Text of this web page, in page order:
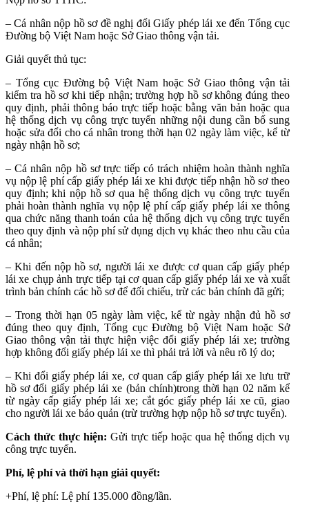
– Cá nhân nộp hồ sơ đề nghị đổi Giấy phép lái xe đến Tổng cục
Đường bộ Việt Nam hoặc Sở Giao thông vận tải.
Giải quyết thủ tục:
– Tổng cục Đường bộ Việt Nam hoặc Sở Giao thông vận tải
kiểm tra hồ sơ khi tiếp nhận; trường hợp hồ sơ không đúng theo
quy định, phải thông báo trực tiếp hoặc bằng văn bản hoặc qua
hệ thống dịch vụ công trực tuyến những nội dung cần bổ sung
hoặc sửa đổi cho cá nhân trong thời hạn 02 ngày làm việc, kể từ
ngày nhận hồ sơ;
– Cá nhân nộp hồ sơ trực tiếp có trách nhiệm hoàn thành nghĩa
vụ nộp lệ phí cấp giấy phép lái xe khi được tiếp nhận hồ sơ theo
quy định; khi nộp hồ sơ qua hệ thống dịch vụ công trực tuyến
phải hoàn thành nghĩa vụ nộp lệ phí cấp giấy phép lái xe thông
qua chức năng thanh toán của hệ thống dịch vụ công trực tuyến
theo quy định và nộp phí sử dụng dịch vụ khác theo nhu cầu của
cá nhân;
– Khi đến nộp hồ sơ, người lái xe được cơ quan cấp giấy phép
lái xe chụp ảnh trực tiếp tại cơ quan cấp giấy phép lái xe và xuất
trình bản chính các hồ sơ để đối chiếu, trừ các bản chính đã gửi;
– Trong thời hạn 05 ngày làm việc, kể từ ngày nhận đủ hồ sơ
đúng theo quy định, Tổng cục Đường bộ Việt Nam hoặc Sở
Giao thông vận tải thực hiện việc đổi giấy phép lái xe; trường
hợp không đổi giấy phép lái xe thì phải trả lời và nêu rõ lý do;
– Khi đổi giấy phép lái xe, cơ quan cấp giấy phép lái xe lưu trữ
hồ sơ đổi giấy phép lái xe (bản chính)trong thời hạn 02 năm kể
từ ngày cấp giấy phép lái xe; cắt góc giấy phép lái xe cũ, giao
cho người lái xe bảo quản (trừ trường hợp nộp hồ sơ trực tuyến).
Cách thức thực hiện: Gửi trực tiếp hoặc qua hệ thống dịch vụ
công trực tuyến.
Phí, lệ phí và thời hạn giải quyết:
+Phí, lệ phí: Lệ phí 135.000 đồng/lần.